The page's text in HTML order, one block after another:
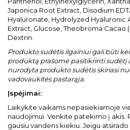
Japonica Root Extract, Disodium
Hyaluronate, Hydrolyzed Hyaluronic
Extract, Glucose, Theobroma Cacao
Dextrin.
Produkto sudėtis ilgainiui gali būti
produktą prašome pasitikrinti sudėtį
nurodyta produkto sudėtis skiriasi
vadovaukitės pastarąja.
Įspėjimai:
Laikykite vaikams nepasiekiamoje
naudojimui. Venkite patekimo į akis.
gausiu vandens kiekiu. Jeigu